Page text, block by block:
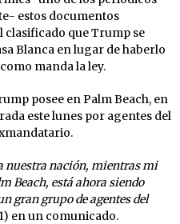
estos documentos
que Trump se
Blanca en lugar de haberlo
manda la ley.
posee en Palm Beach, en
este lunes por agentes del
nuestra nación, mientras mi
Beach, está ahora siendo
gran grupo de agentes del
en un comunicado.